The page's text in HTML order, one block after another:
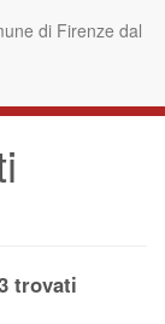
di Firenze dal
trovati